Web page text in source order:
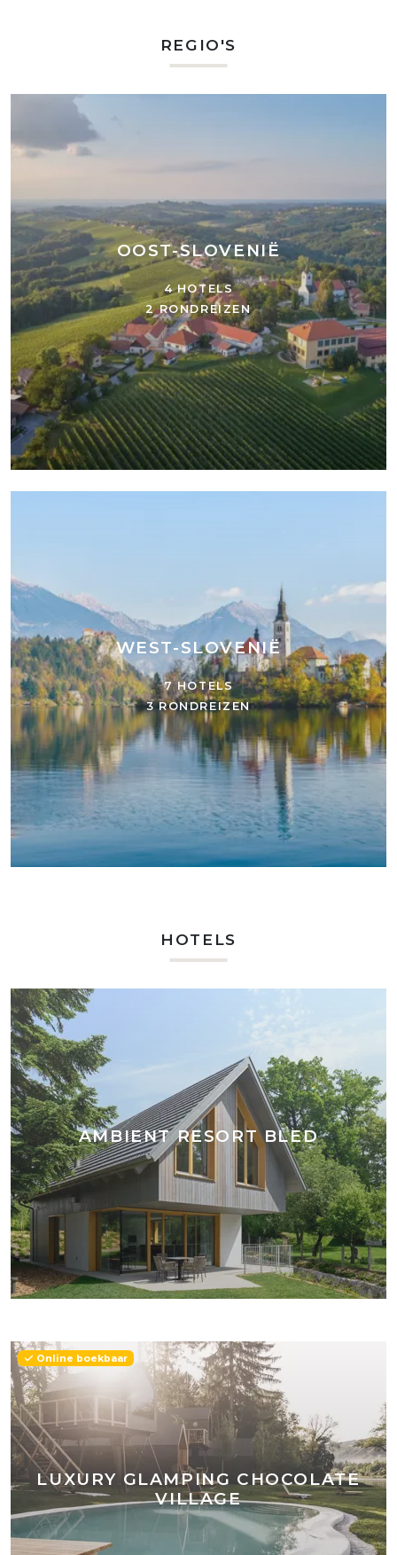
REGIO'S
OOST-SLOVENIË
4 HOTELS
2 RONDREIZEN
WEST-SLOVENIË
7 HOTELS
3 RONDREIZEN
HOTELS
AMBIENT RESORT BLED
LUXURY GLAMPING CHOCOLATE
VILLAGE
Online boekbaar